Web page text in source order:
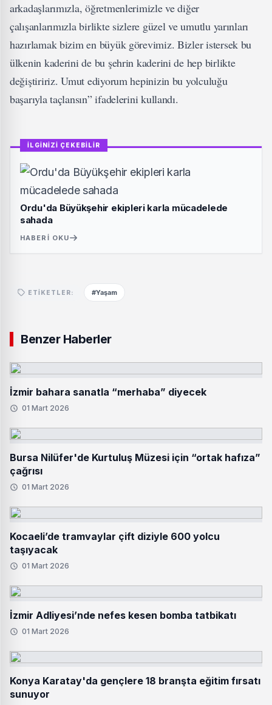
arkadaşlarımızla, öğretmenlerimizle ve diğer
çalışanlarımızla birlikte sizlere güzel ve umutlu yarınları
hazırlamak bizim en büyük görevimiz. Bizler istersek bu
ülkenin kaderini de bu şehrin kaderini de hep birlikte
değiştiririz. Umut ediyorum hepinizin bu yolculuğu
başarıyla taçlansın” ifadelerini kullandı.
İLGİNİZİ ÇEKEBİLİR
Ordu'da Büyükşehir ekipleri karla mücadelede
sahada
HABERI OKU
ETIKETLER: #Yaşam
Benzer Haberler
İzmir bahara sanatla “merhaba” diyecek
01 Mart 2026
Bursa Nilüfer'de Kurtuluş Müzesi için “ortak hafıza”
çağrısı
01 Mart 2026
Kocaeli’de tramvaylar çift diziyle 600 yolcu
taşıyacak
01 Mart 2026
İzmir Adliyesi’nde nefes kesen bomba tatbikatı
01 Mart 2026
Konya Karatay'da gençlere 18 branşta eğitim fırsatı
sunuyor